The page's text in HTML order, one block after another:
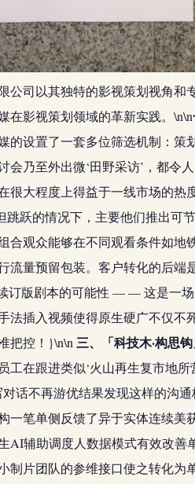
司以其独特的影视策划视角
在影视策划领域的革新实践。\n\n
设置了一套多位筛选机制：
乃至外出微‘田野采访’，都
大程度上得益于一线市场的热
跃的情况下，主要他们推出可
观众能够在不同观看条件如地
量预留包装。客户转化的后
订版剧本的可能性 — — 这是一
插入视频使得原生硬广不仅
把控！}\n\n 三、「科技木·构思
在跟进类似‘火山再生复市地
话不再游优结果发现这样的沟
笔单侧反馈了异于实体连续
辅助调度人数据模式有效改
片团队的参维接口使之转化